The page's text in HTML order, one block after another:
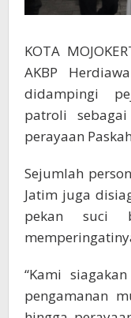
KOTA
AKBP
didampingi
patroli
perayaan
Sejumlah
Jatim juga
pekan suci
“Kami
pengamanan